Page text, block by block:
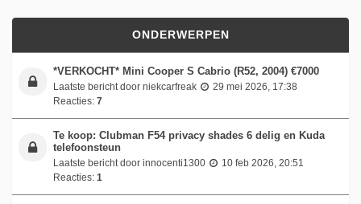
ONDERWERPEN
*VERKOCHT* Mini Cooper S Cabrio (R52, 2004) €7000
Laatste bericht door niekcarfreak
29 mei 2026, 17:38
Reacties: 7
Te koop: Clubman F54 privacy shades 6 delig en Kuda
telefoonsteun
Laatste bericht door innocenti1300
10 feb 2026, 20:51
Reacties: 1